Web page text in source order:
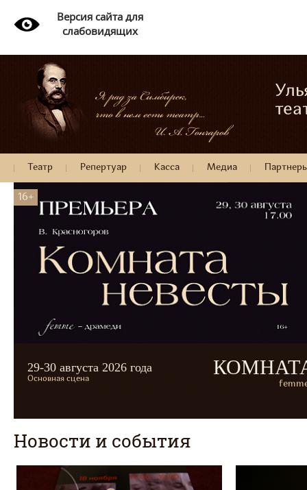
Версия сайта для
слабовидящих
Театр Репертуар Касса Медиа
16+
29-30 августа 2026 года
Основная сцена
Новости и события